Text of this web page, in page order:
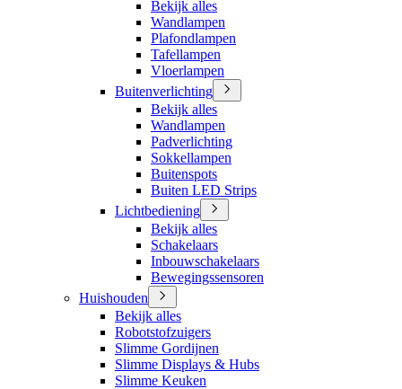
Bekijk alles
Wandlampen
Plafondlampen
Tafellampen
Vloerlampen
Buitenverlichting
Bekijk alles
Wandlampen
Padverlichting
Sokkellampen
Buitenspots
Buiten LED Strips
Lichtbediening
Bekijk alles
Schakelaars
Inbouwschakelaars
Bewegingssensoren
Huishouden
Bekijk alles
Robotstofzuigers
Slimme Gordijnen
Slimme Displays & Hubs
Slimme Keuken